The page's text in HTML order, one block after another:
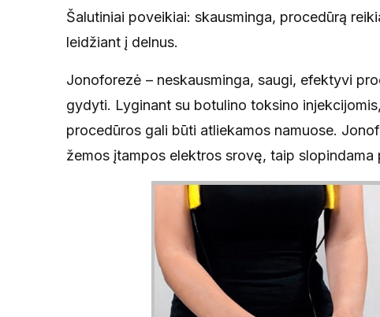
Šalutiniai poveikiai: skausminga, procedūrą
leidžiant į delnus.
Jonoforezė – neskausminga, saugi, efektyvi
gydyti. Lyginant su botulino toksino
procedūros gali būti atliekamos namuose.
žemos įtampos elektros srovę, taip slopindama